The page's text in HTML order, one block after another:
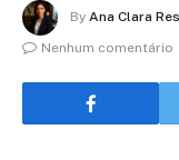
By Ana Clara
Nenhum comentário